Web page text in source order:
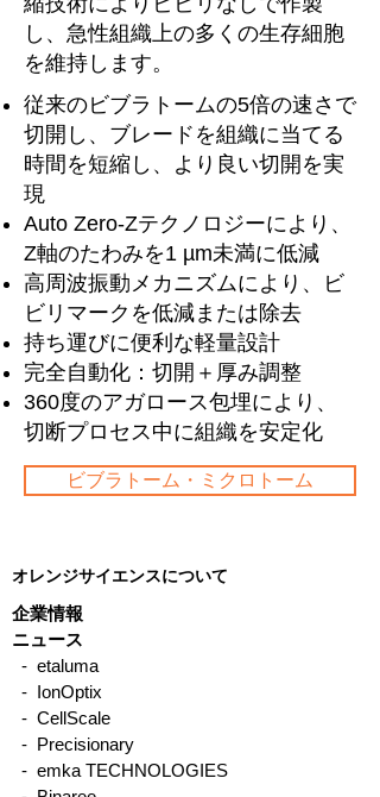
し、急性組織上の多くの生存細胞
を維持します。
従来のビブラトームの5倍の速さで
切開し、ブレードを組織に当てる
時間を短縮し、より良い切開を実
現
Auto Zero-Zテクノロジーにより、
Z軸のたわみを1 µm未満に低減
高周波振動メカニズムにより、ビ
ビリマークを低減または除去
持ち運びに便利な軽量設計
完全自動化：切開＋厚み調整
360度のアガロース包埋により、
切断プロセス中に組織を安定化
ビブラトーム・ミクロトーム
オレンジサイエンスについて
企業情報
ニュース
- etaluma
- IonOptix
- CellScale
- Precisionary
- emka TECHNOLOGIES